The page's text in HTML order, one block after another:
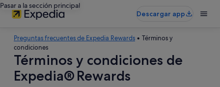
Pasar a la sección principal
Descargar app
Preguntas frecuentes de Expedia Rewards • Términos y
condiciones
Términos y condiciones de
Expedia® Rewards